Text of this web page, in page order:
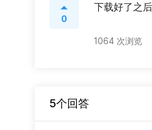
0
下载好了之
1064 次浏览
5个回答